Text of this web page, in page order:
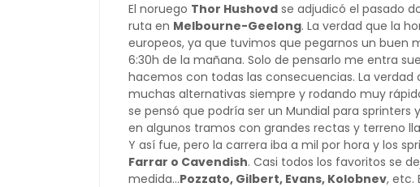
El noruego Thor Hushovd se adjudicó el pasado
ruta en Melbourne-Geelong. La verdad que la
europeos, ya que tuvimos que pegarnos un buen
6:30h de la mañana. Solo de pensarlo me entra
hacemos con todas las consecuencias. La
muchas alternativas siempre y rodando muy
se pensó que podría ser un Mundial para
en algunos tramos con grandes rectas y terreno
Y así fue, pero la carrera iba a mil por hora y los
Farrar o Cavendish. Casi todos los favoritos se
medida...Pozzato, Gilbert, Evans, Kolobnev, etc.